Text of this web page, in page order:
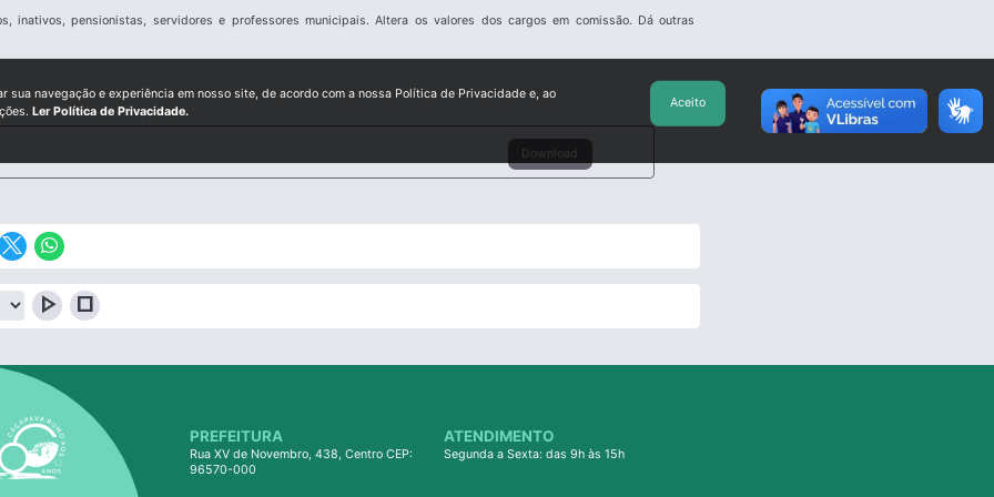
inativos, pensionistas, servidores e professores municipais. Altera os valores dos cargos em comissão. Dá outras
Download
play_arrow stop
PREFEITURA
Rua XV de Novembro, 438, Centro CEP:
96570-000
ATENDIMENTO
Segunda a Sexta: das 9h às 15h
navegação e experiência em nosso site, de acordo com a nossa Política de Privacidade e, ao
Ler Política de Privacidade.
Aceito